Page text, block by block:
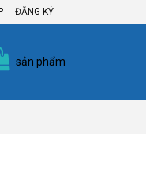
ĐĂNG KÝ
sản phẩm